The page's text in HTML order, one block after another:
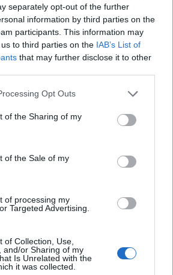
separately opt-out of the further
information by third parties on the
participants. This information may
to third parties on the IAB’s List of
that may further disclose it to other
website/app uses one or more Google
or usage behaviour. You may click to
to Google and its third-party tags to
specified purposes in below Google
Opt Outs
of the Sharing of my
of the Sale of my
of processing my
Targeted Advertising.
of Collection, Use,
and/or Sharing of my
Is Unrelated with the
it was collected.
ser tão arriscadas como esta.
vez que obtém a aprovação do FDA
o monitor, que só precisa ser
ano, as vendas devem decolar. Ele
e, portanto, mais acessível, uma
com um líder no segmento de
aumentar a comercialização quando
durante a primeira onda de
motivo: com o tempo, seu principal
um sistema de monitoramento